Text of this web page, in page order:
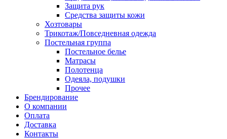
Защита рук
Средства защиты кожи
Хозтовары
Трикотаж/Повседневная одежда
Постельная группа
Постельное белье
Матрасы
Полотенца
Одеяла, подушки
Прочее
Брендирование
О компании
Оплата
Доставка
Контакты